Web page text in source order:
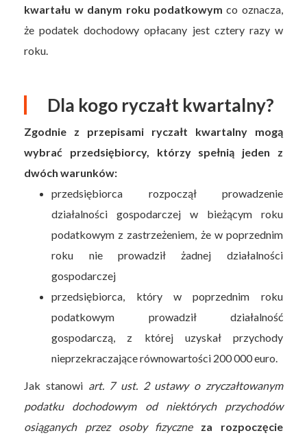
kwartału w danym roku podatkowym co oznacza,
że podatek dochodowy opłacany jest cztery razy w
roku.
Dla kogo ryczałt kwartalny?
Zgodnie z przepisami ryczałt kwartalny mogą
wybrać przedsiębiorcy, którzy spełnią jeden z
dwóch warunków:
przedsiębiorca rozpoczął prowadzenie
działalności gospodarczej w bieżącym roku
podatkowym z zastrzeżeniem, że w poprzednim
roku nie prowadził żadnej działalności
gospodarczej
przedsiębiorca, który w poprzednim roku
podatkowym prowadził działalność
gospodarczą, z której uzyskał przychody
nieprzekraczające równowartości 200 000 euro.
Jak stanowi art. 7 ust. 2 ustawy o zryczałtowanym
podatku dochodowym od niektórych przychodów
osiąganych przez osoby fizyczne
za rozpoczęcie